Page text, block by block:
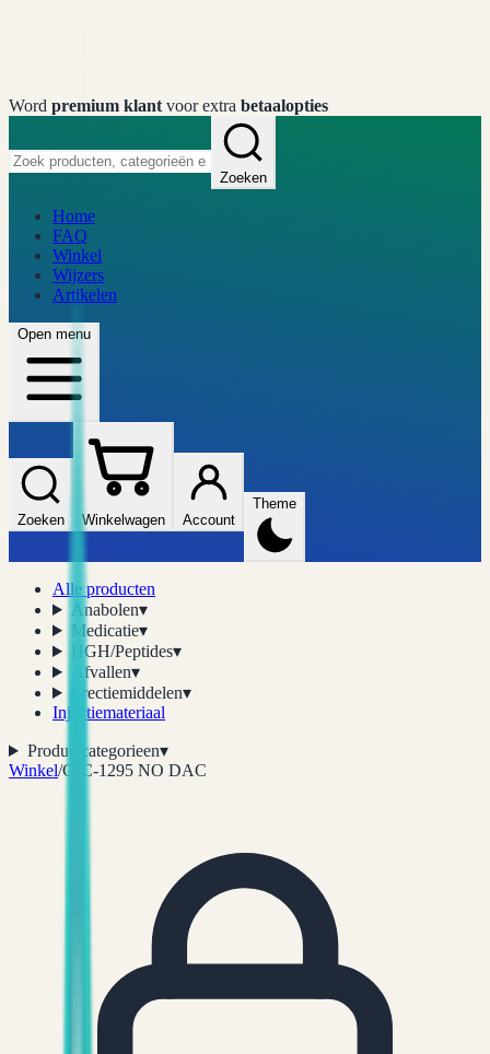
Word premium klant voor extra betaalopties
Zoeken
Home
FAQ
Winkel
Wijzers
Artikelen
Open menu
Zoeken Winkelwagen Account
Theme
Alle producten
Anabolen▾
Medicatie▾
HGH/Peptides▾
Afvallen▾
Erectiemiddelen▾
Injectiemateriaal
Productcategorieen▾
Winkel/CJC-1295 NO DAC